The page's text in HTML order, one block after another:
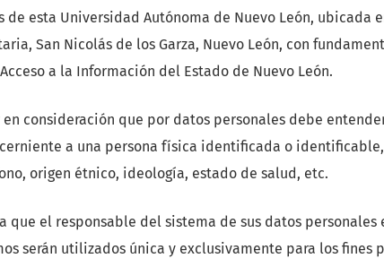
de esta Universidad Autónoma de Nuevo León, ubicada
San Nicolás de los Garza, Nuevo León, con
a la Información del Estado de Nuevo León.
consideración que por datos personales debe
a una persona física identificada o
origen étnico, ideología, estado de salud, etc.
que el responsable del sistema de sus datos
serán utilizados única y exclusivamente para los fines